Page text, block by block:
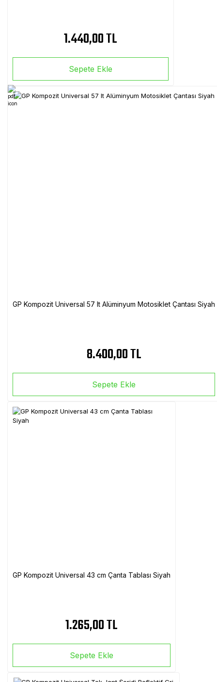
1.440,00 TL
Sepete Ekle
GP Kompozit Universal 57 lt Alüminyum Motosiklet Çantası Siyah
8.400,00 TL
Sepete Ekle
GP Kompozit Universal 43 cm Çanta Tablası Siyah
1.265,00 TL
Sepete Ekle